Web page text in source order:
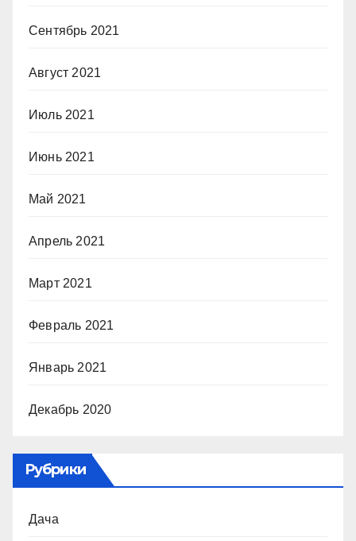
Сентябрь 2021
Август 2021
Июль 2021
Июнь 2021
Май 2021
Апрель 2021
Март 2021
Февраль 2021
Январь 2021
Декабрь 2020
Рубрики
Дача